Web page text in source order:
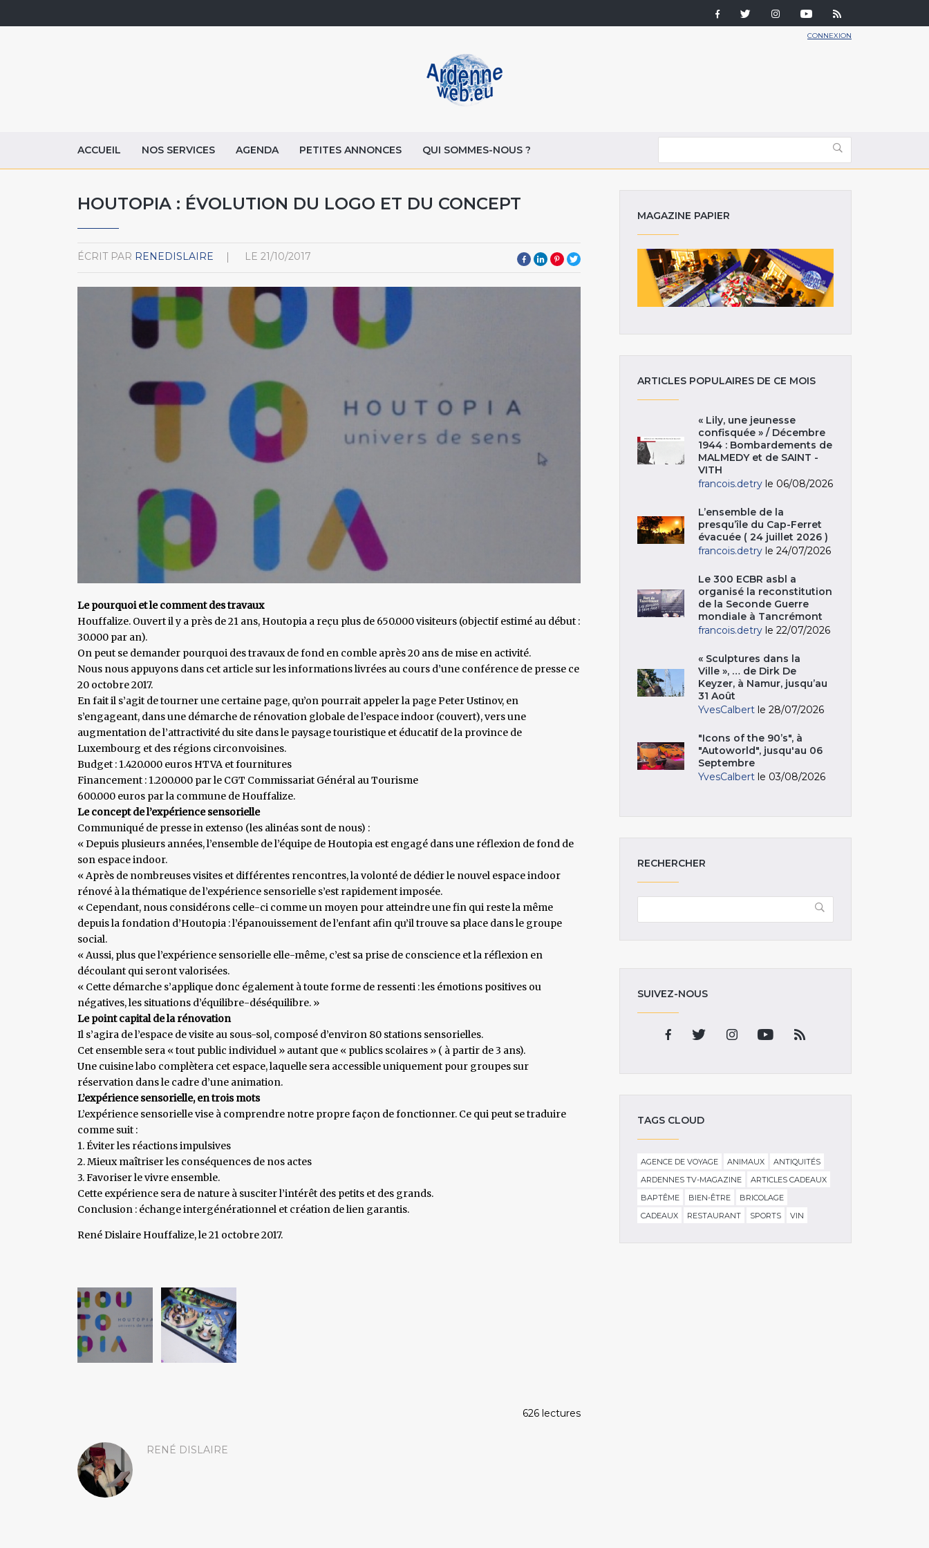
CONNEXION
ACCUEIL NOS SERVICES AGENDA PETITES ANNONCES QUI SOMMES-NOUS ?
HOUTOPIA : ÉVOLUTION DU LOGO ET DU CONCEPT
ÉCRIT PAR RENEDISLAIRE LE 21/10/2017
Le pourquoi et le comment des travaux
Houffalize. Ouvert il y a près de 21 ans, Houtopia a reçu plus de 650.000 visiteurs (objectif estimé au début :
30.000 par an).
On peut se demander pourquoi des travaux de fond en comble après 20 ans de mise en activité.
Nous nous appuyons dans cet article sur les informations livrées au cours d’une conférence de presse ce
20 octobre 2017.
En fait il s’agit de tourner une certaine page, qu’on pourrait appeler la page Peter Ustinov, en
s’engageant, dans une démarche de rénovation globale de l’espace indoor (couvert), vers une
augmentation de l’attractivité du site dans le paysage touristique et éducatif de la province de
Luxembourg et des régions circonvoisines.
Budget : 1.420.000 euros HTVA et fournitures
Financement : 1.200.000 par le CGT Commissariat Général au Tourisme
600.000 euros par la commune de Houffalize.
Le concept de l’expérience sensorielle
Communiqué de presse in extenso (les alinéas sont de nous) :
« Depuis plusieurs années, l’ensemble de l’équipe de Houtopia est engagé dans une réflexion de fond de
son espace indoor.
« Après de nombreuses visites et différentes rencontres, la volonté de dédier le nouvel espace indoor
rénové à la thématique de l’expérience sensorielle s’est rapidement imposée.
« Cependant, nous considérons celle-ci comme un moyen pour atteindre une fin qui reste la même
depuis la fondation d’Houtopia : l’épanouissement de l’enfant afin qu’il trouve sa place dans le groupe
social.
« Aussi, plus que l’expérience sensorielle elle-même, c’est sa prise de conscience et la réflexion en
découlant qui seront valorisées.
« Cette démarche s’applique donc également à toute forme de ressenti : les émotions positives ou
négatives, les situations d’équilibre-déséquilibre. »
Le point capital de la rénovation
Il s’agira de l’espace de visite au sous-sol, composé d’environ 80 stations sensorielles.
Cet ensemble sera « tout public individuel » autant que « publics scolaires » ( à partir de 3 ans).
Une cuisine labo complètera cet espace, laquelle sera accessible uniquement pour groupes sur
réservation dans le cadre d’une animation.
L’expérience sensorielle, en trois mots
L’expérience sensorielle vise à comprendre notre propre façon de fonctionner. Ce qui peut se traduire
comme suit :
1. Éviter les réactions impulsives
2. Mieux maîtriser les conséquences de nos actes
3. Favoriser le vivre ensemble.
Cette expérience sera de nature à susciter l’intérêt des petits et des grands.
Conclusion : échange intergénérationnel et création de lien garantis.
René Dislaire Houffalize, le 21 octobre 2017.
626 lectures
RENÉ DISLAIRE
MAGAZINE PAPIER
ARTICLES POPULAIRES DE CE MOIS
« Lily, une jeunesse
confisquée » / Décembre
1944 : Bombardements de
MALMEDY et de SAINT -
VITH
francois.detry le 06/08/2026
L’ensemble de la
presqu’île du Cap-Ferret
évacuée ( 24 juillet 2026 )
francois.detry le 24/07/2026
Le 300 ECBR asbl a
organisé la reconstitution
de la Seconde Guerre
mondiale à Tancrémont
francois.detry le 22/07/2026
« Sculptures dans la
Ville », … de Dirk De
Keyzer, à Namur, jusqu’au
31 Août
YvesCalbert le 28/07/2026
"Icons of the 90’s", à
"Autoworld", jusqu'au 06
Septembre
YvesCalbert le 03/08/2026
RECHERCHER
SUIVEZ-NOUS
TAGS CLOUD
AGENCE DE VOYAGE ANIMAUX
ANTIQUITÉS
ARDENNES TV-MAGAZINE
ARTICLES CADEAUX
BAPTÊME
BIEN-ÊTRE
BRICOLAGE
CADEAUX
RESTAURANT SPORTS VIN